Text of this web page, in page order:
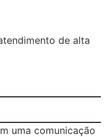
de alta
uma comunicação